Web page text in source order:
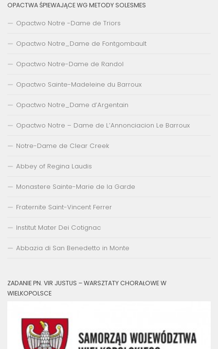
OPACTWA ŚPIEWAJĄCE WG METODY SOLESMES
Opactwo Notre -Dame de Triors
Opactwo Notre_Dame de Fontgombault
Opactwo Notre-Dame de Randol
Opactwo Sainte-Madeleine du Barroux
Opactwo Notre_Dame d’Argentain
Opactwo Notre – Dame de L’Annonciacion Le Barroux
Notre-Dame de Clear Creek
Abbey of Regina Laudis
Monastere Sainte-Marie de la Garde
Fraternite Saint-Vincent Ferrer
Institut Mater Dei Cotignac
Abbazia di San Benedetto in Monte
ZADANIE PN. VIR JUSTUS – WARSZTATY CHORAŁOWE W
WIELKOPOLSCE